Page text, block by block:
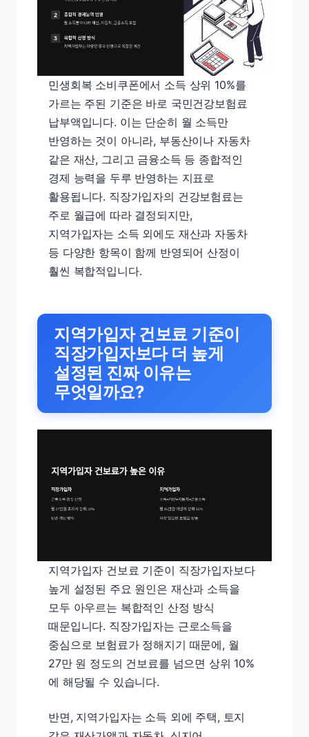
민생회복 소비쿠폰에서 소득 상위 10%를
가르는 주된 기준은 바로 국민건강보험료
납부액입니다. 이는 단순히 월 소득만
반영하는 것이 아니라, 부동산이나 자동차
같은 재산, 그리고 금융소득 등 종합적인
경제 능력을 두루 반영하는 지표로
활용됩니다. 직장가입자의 건강보험료는
주로 월급에 따라 결정되지만,
지역가입자는 소득 외에도 재산과 자동차
등 다양한 항목이 함께 반영되어 산정이
훨씬 복합적입니다.
지역가입자 건보료 기준이
직장가입자보다 더 높게
설정된 진짜 이유는
무엇일까요?
지역가입자 건보료 기준이 직장가입자보다
높게 설정된 주요 원인은 재산과 소득을
모두 아우르는 복합적인 산정 방식
때문입니다. 직장가입자는 근로소득을
중심으로 보험료가 정해지기 때문에, 월
27만 원 정도의 건보료를 넘으면 상위 10%
에 해당될 수 있습니다.
반면, 지역가입자는 소득 외에 주택, 토지